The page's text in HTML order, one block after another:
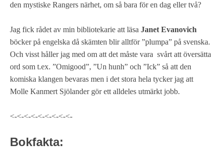
den mystiske Rangers närhet, om så bara för en dag eller två?
Jag fick rådet av min bibliotekarie att läsa Janet Evanovich
böcker på engelska då skämten blir alltför ”plumpa” på svenska.
Och visst håller jag med om att det måste vara svårt att översätta
ord som t.ex. ”Omigood”, ”Un hunh” och ”Ick” så att den
komiska klangen bevaras men i det stora hela tycker jag att
Molle Kanmert Sjölander gör ett alldeles utmärkt jobb.
<-<-<-<-<-<-<-<-<-
Bokfakta: